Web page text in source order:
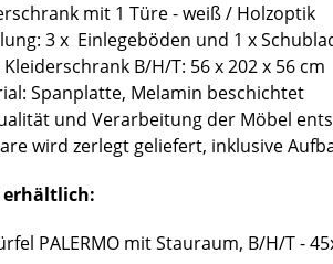
mit 1 Türe - weiß / Holzoptik
3 x Einlegeböden und 1 x
B/H/T: 56 x 202 x 56 cm
Spanplatte, Melamin beschichtet
und Verarbeitung der Möbel
wird zerlegt geliefert, inklusive
PALERMO mit Stauraum, B/H/T -